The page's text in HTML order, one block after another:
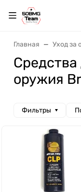
Главная Уход за
Средства
оружия
Фильтры